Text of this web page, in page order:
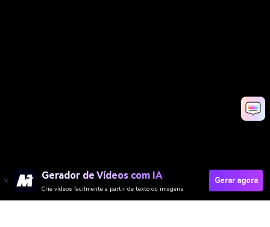
Gerador de Vídeos com IA
Crie vídeos facilmente a partir de texto ou imagens
Gerar agora